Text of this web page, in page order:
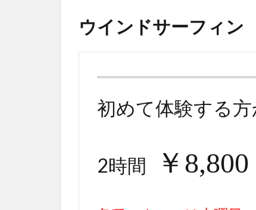
ウインドサーフィ
初めて体験する
2時間 ￥8,800